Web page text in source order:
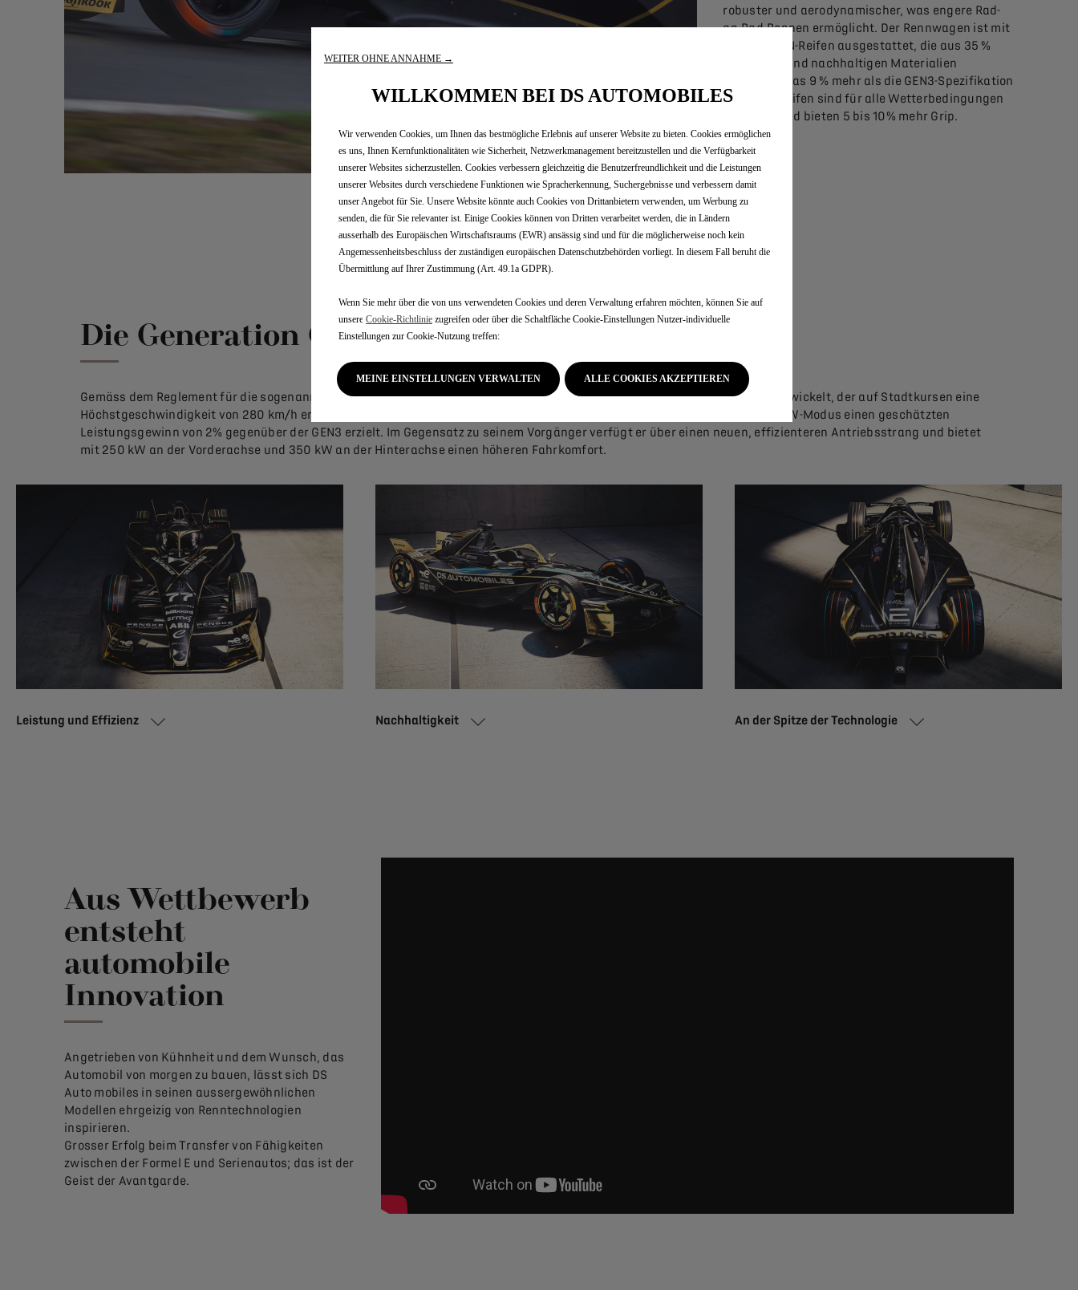
robuster und aerodynamischer, was engere Rad-
an-Rad-Rennen ermöglicht. Der Rennwagen ist mit
Hankook iON-Reifen ausgestattet, die aus 35 %
recycelten und nachhaltigen Materialien
bestehen, was 9 % mehr als die GEN3-Spezifikation
ist. Diese Reifen sind für alle Wetterbedingungen
optimiert und bieten 5 bis 10% mehr Grip.
Die Generation GEN3 Evo
Gemäss dem Reglement für die sogenannte GEN3 Evo hat DS Automobilies den noch leistungsstärkeren DS E-TENSE FE25 entwickelt, der auf Stadtkursen eine
Höchstgeschwindigkeit von 280 km/h erreicht und durch regeneratives Bremsen in Kombination mit Allradantrieb im 350-kW-Modus einen geschätzten
Leistungsgewinn von 2% gegenüber der GEN3 erzielt. Im Gegensatz zu seinem Vorgänger verfügt er über einen neuen, effizienteren Antriebsstrang und bietet
mit 250 kW an der Vorderachse und 350 kW an der Hinterachse einen höheren Fahrkomfort.
Leistung und Effizienz Nachhaltigkeit An der Spitze der Technologie
Aus Wettbewerb
entsteht
automobile
Innovation
Angetrieben von Kühnheit und dem Wunsch, das
Automobil von morgen zu bauen, lässt sich DS
Auto mobiles in seinen aussergewöhnlichen
Modellen ehrgeizig von Renntechnologien
inspirieren.
Grosser Erfolg beim Transfer von Fähigkeiten
zwischen der Formel E und Serienautos; das ist der
Geist der Avantgarde.
WEITER OHNE ANNAHME →
WILLKOMMEN BEI DS AUTOMOBILES
Wir verwenden Cookies, um Ihnen das bestmögliche Erlebnis auf unserer Website zu bieten. Cookies ermöglichen
es uns, Ihnen Kernfunktionalitäten wie Sicherheit, Netzwerkmanagement bereitzustellen und die Verfügbarkeit
unserer Websites sicherzustellen. Cookies verbessern gleichzeitig die Benutzerfreundlichkeit und die Leistungen
unserer Websites durch verschiedene Funktionen wie Spracherkennung, Suchergebnisse und verbessern damit
unser Angebot für Sie. Unsere Website könnte auch Cookies von Drittanbietern verwenden, um Werbung zu
senden, die für Sie relevanter ist. Einige Cookies können von Dritten verarbeitet werden, die in Ländern
ausserhalb des Europäischen Wirtschaftsraums (EWR) ansässig sind und für die möglicherweise noch kein
Angemessenheitsbeschluss der zuständigen europäischen Datenschutzbehörden vorliegt. In diesem Fall beruht die
Übermittlung auf Ihrer Zustimmung (Art. 49.1a GDPR).
Wenn Sie mehr über die von uns verwendeten Cookies und deren Verwaltung erfahren möchten, können Sie auf
unsere Cookie-Richtlinie zugreifen oder über die Schaltfläche Cookie-Einstellungen Nutzer-individuelle
Einstellungen zur Cookie-Nutzung treffen:
MEINE EINSTELLUNGEN VERWALTEN ALLE COOKIES AKZEPTIEREN